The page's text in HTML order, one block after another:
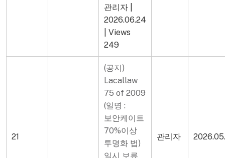
관리자
2026.06.24
Views
249
21
(공지)
Lacallaw
75 of 2009
(일명 :
보안케이트
70%이상
투명화 법)
일시 보류
관리자